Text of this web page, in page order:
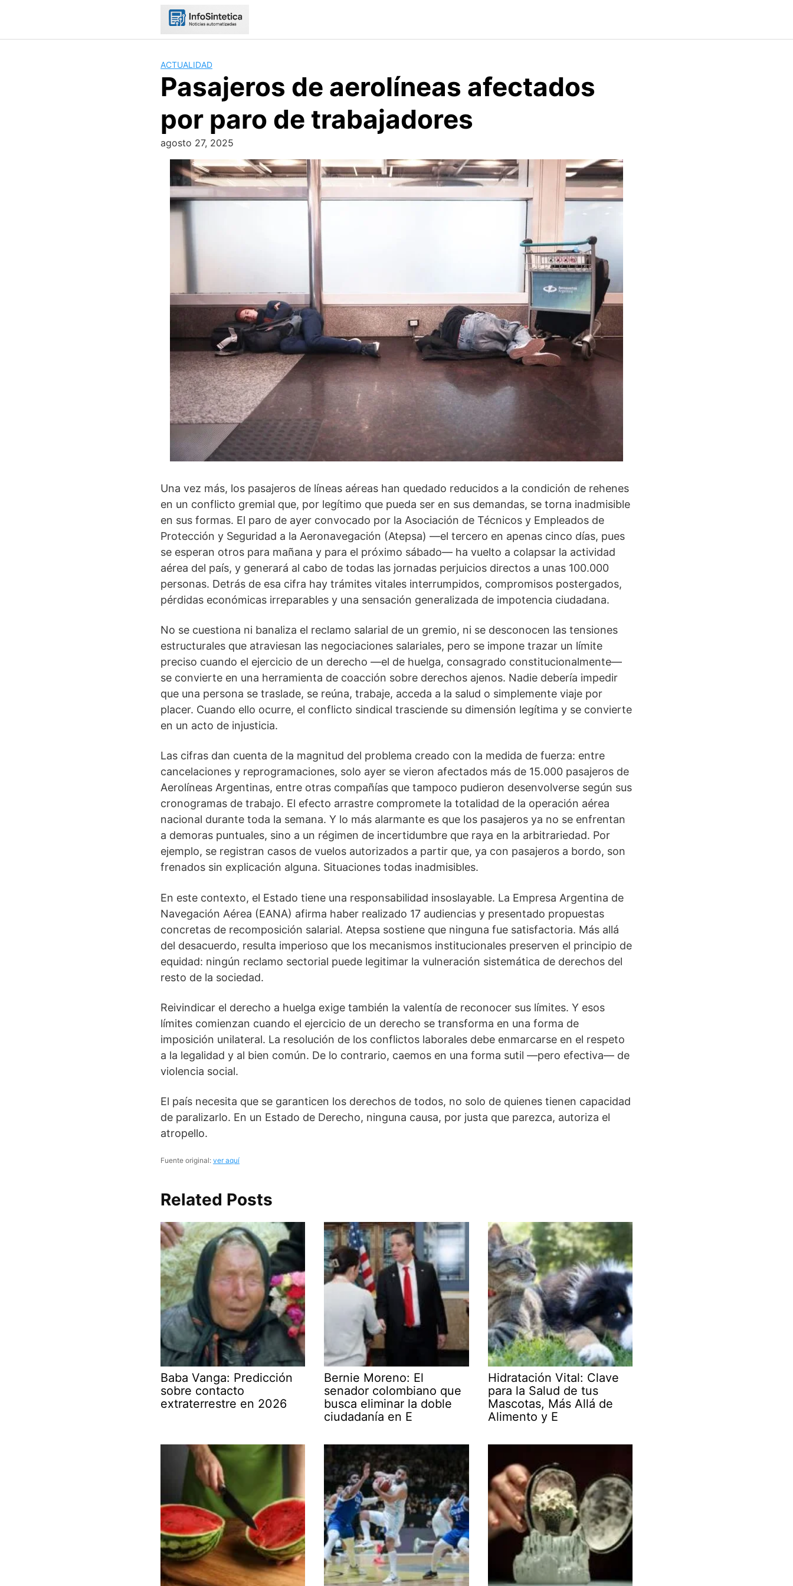
ACTUALIDAD
Pasajeros de aerolíneas afectados
por paro de trabajadores
agosto 27, 2025
Una vez más, los pasajeros de líneas aéreas han quedado reducidos a la condición de rehenes
en un conflicto gremial que, por legítimo que pueda ser en sus demandas, se torna inadmisible
en sus formas. El paro de ayer convocado por la Asociación de Técnicos y Empleados de
Protección y Seguridad a la Aeronavegación (Atepsa) —el tercero en apenas cinco días, pues
se esperan otros para mañana y para el próximo sábado— ha vuelto a colapsar la actividad
aérea del país, y generará al cabo de todas las jornadas perjuicios directos a unas 100.000
personas. Detrás de esa cifra hay trámites vitales interrumpidos, compromisos postergados,
pérdidas económicas irreparables y una sensación generalizada de impotencia ciudadana.
No se cuestiona ni banaliza el reclamo salarial de un gremio, ni se desconocen las tensiones
estructurales que atraviesan las negociaciones salariales, pero se impone trazar un límite
preciso cuando el ejercicio de un derecho —el de huelga, consagrado constitucionalmente—
se convierte en una herramienta de coacción sobre derechos ajenos. Nadie debería impedir
que una persona se traslade, se reúna, trabaje, acceda a la salud o simplemente viaje por
placer. Cuando ello ocurre, el conflicto sindical trasciende su dimensión legítima y se convierte
en un acto de injusticia.
Las cifras dan cuenta de la magnitud del problema creado con la medida de fuerza: entre
cancelaciones y reprogramaciones, solo ayer se vieron afectados más de 15.000 pasajeros de
Aerolíneas Argentinas, entre otras compañías que tampoco pudieron desenvolverse según sus
cronogramas de trabajo. El efecto arrastre compromete la totalidad de la operación aérea
nacional durante toda la semana. Y lo más alarmante es que los pasajeros ya no se enfrentan
a demoras puntuales, sino a un régimen de incertidumbre que raya en la arbitrariedad. Por
ejemplo, se registran casos de vuelos autorizados a partir que, ya con pasajeros a bordo, son
frenados sin explicación alguna. Situaciones todas inadmisibles.
En este contexto, el Estado tiene una responsabilidad insoslayable. La Empresa Argentina de
Navegación Aérea (EANA) afirma haber realizado 17 audiencias y presentado propuestas
concretas de recomposición salarial. Atepsa sostiene que ninguna fue satisfactoria. Más allá
del desacuerdo, resulta imperioso que los mecanismos institucionales preserven el principio de
equidad: ningún reclamo sectorial puede legitimar la vulneración sistemática de derechos del
resto de la sociedad.
Reivindicar el derecho a huelga exige también la valentía de reconocer sus límites. Y esos
límites comienzan cuando el ejercicio de un derecho se transforma en una forma de
imposición unilateral. La resolución de los conflictos laborales debe enmarcarse en el respeto
a la legalidad y al bien común. De lo contrario, caemos en una forma sutil —pero efectiva— de
violencia social.
El país necesita que se garanticen los derechos de todos, no solo de quienes tienen capacidad
de paralizarlo. En un Estado de Derecho, ninguna causa, por justa que parezca, autoriza el
atropello.
Fuente original: ver aquí
Related Posts
Baba Vanga: Predicción
sobre contacto
extraterrestre en 2026
Bernie Moreno: El
senador colombiano que
busca eliminar la doble
ciudadanía en E
Hidratación Vital: Clave
para la Salud de tus
Mascotas, Más Allá de
Alimento y E